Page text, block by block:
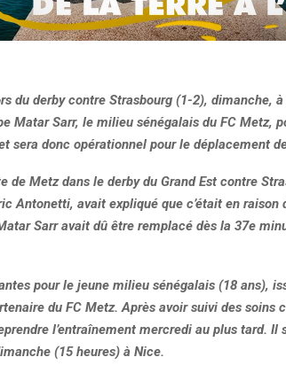
du derby contre Strasbourg (1-2), dimanche, à
Matar Sarr, le milieu sénégalais du FC Metz,
sera donc opérationnel pour le déplacement
de Metz dans le derby du Grand Est contre
Antonetti, avait expliqué que c’était en raison
Sarr avait dû être remplacé dès la 37e
pour le jeune milieu sénégalais (18 ans),
du FC Metz. Après avoir suivi des soins
l’entraînement mercredi au plus tard. Il
(15 heures) à Nice.